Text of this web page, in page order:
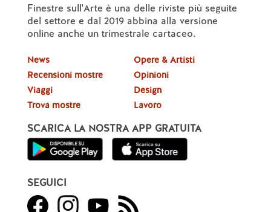
Finestre sull'Arte è una delle riviste più seguite
del settore e dal 2019 abbina alla versione
online anche un trimestrale cartaceo.
News
Recensioni mostre
Viaggi
Trova mostre
Opere & Artisti
Opinioni
Design
Lavoro
SCARICA LA NOSTRA APP GRATUITA
SEGUICI